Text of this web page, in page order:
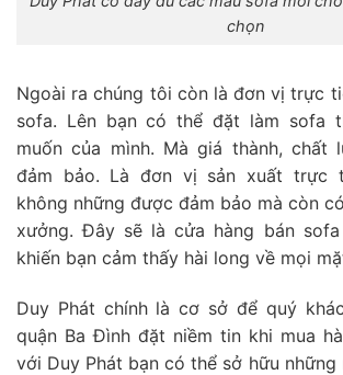
chọn
Ngoài ra chúng tôi còn là đơn vị trực
sofa. Lên bạn có thể đặt làm sofa
muốn của mình. Mà giá thành, chất
đảm bảo. Là đơn vị sản xuất trực
không những được đảm bảo mà còn
xưởng. Đây sẽ là cửa hàng bán
khiến bạn cảm thấy hài long về mọi
Duy Phát chính là cơ sở để quý
quận Ba Đình đặt niềm tin khi mua
với Duy Phát bạn có thể sở hữu